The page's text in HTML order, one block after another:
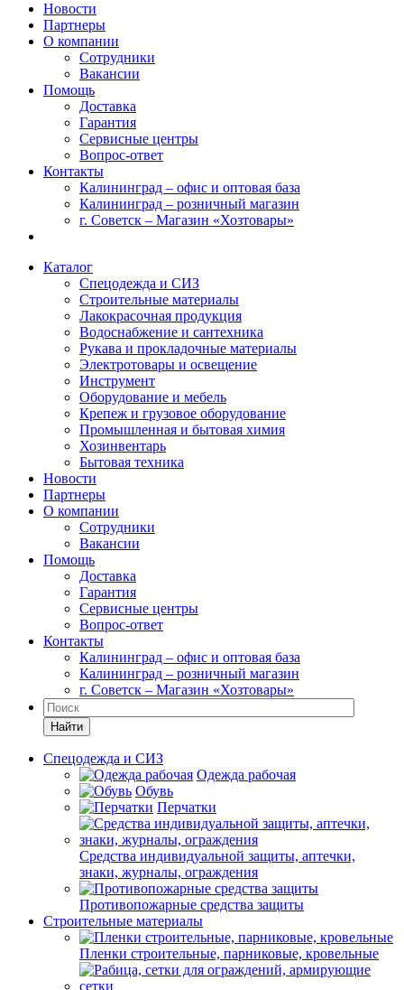
Новости
Партнеры
О компании
Сотрудники
Вакансии
Помощь
Доставка
Гарантия
Сервисные центры
Вопрос-ответ
Контакты
Калининград – офис и оптовая база
Калининград – розничный магазин
г. Советск – Магазин «Хозтовары»
Каталог
Спецодежда и СИЗ
Строительные материалы
Лакокрасочная продукция
Водоснабжение и сантехника
Рукава и прокладочные материалы
Электротовары и освещение
Инструмент
Оборудование и мебель
Крепеж и грузовое оборудование
Промышленная и бытовая химия
Хозинвентарь
Бытовая техника
Новости
Партнеры
О компании
Сотрудники
Вакансии
Помощь
Доставка
Гарантия
Сервисные центры
Вопрос-ответ
Контакты
Калининград – офис и оптовая база
Калининград – розничный магазин
г. Советск – Магазин «Хозтовары»
Найти
Спецодежда и СИЗ
Одежда рабочая
Обувь
Перчатки
Средства индивидуальной защиты, аптечки,
знаки, журналы, ограждения
Противопожарные средства защиты
Строительные материалы
Пленки строительные, парниковые, кровельные